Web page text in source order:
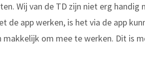
Wij van de TD zijn niet erg
app werken, is het via de app
om mee te werken. Dit is